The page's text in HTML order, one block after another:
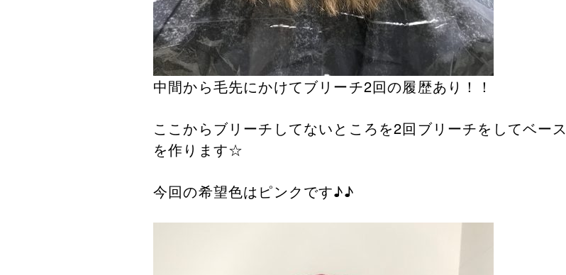
中間から毛先にかけてブリーチ2回の履歴あり！！
ここからブリーチしてないところを2回ブリーチをしてベース
を作ります☆
今回の希望色はピンクです♪♪